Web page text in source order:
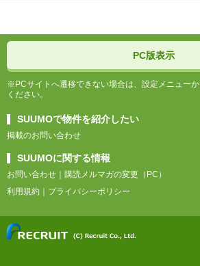
PC版表示
※PCサイトへ遷移できない場合は、設定メニュー
ください。
SUUMOで物件を紹介したい
掲載のお問い合わせ
SUUMOに関する情報
お問い合わせ
購読メルマガの変更（PC）
利用規約
プライバシーポリシー